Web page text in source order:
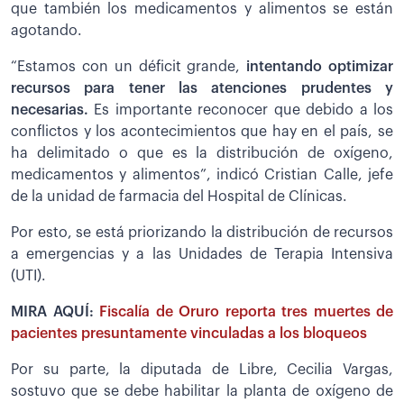
que también los medicamentos y alimentos se están
agotando.
“Estamos con un déficit grande, intentando optimizar
recursos para tener las atenciones prudentes y
necesarias. Es importante reconocer que debido a los
conflictos y los acontecimientos que hay en el país, se
ha delimitado o que es la distribución de oxígeno,
medicamentos y alimentos”, indicó Cristian Calle, jefe
de la unidad de farmacia del Hospital de Clínicas.
Por esto, se está priorizando la distribución de recursos
a emergencias y a las Unidades de Terapia Intensiva
(UTI).
MIRA AQUÍ:
Fiscalía de Oruro reporta tres muertes de
pacientes presuntamente vinculadas a los bloqueos
Por su parte, la diputada de Libre, Cecilia Vargas,
sostuvo que se debe habilitar la planta de oxígeno de